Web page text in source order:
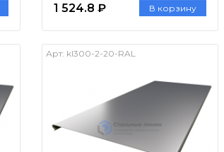
1 524.8 ₽ В корзину
Арт: kl300-2-20-RAL